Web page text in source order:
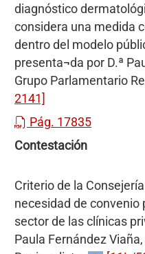
diagnóstico
considera una medida
dentro del modelo
presenta¬da por D.ª
Grupo Parlamentario
2141]
Pág. 17835
Contestación
Criterio de la
necesidad de convenio
sector de las clínicas
Paula Fernández